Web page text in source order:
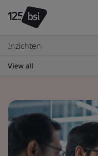
Inzichten
View all